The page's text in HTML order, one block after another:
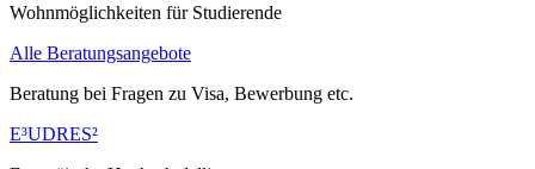
Wohnmöglichkeiten für Studierende
Alle Beratungsangebote
Beratung bei Fragen zu Visa, Bewerbung etc.
E³UDRES²